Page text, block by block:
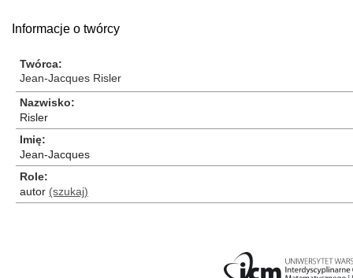
Informacje o twórcy
Twórca
Jean-Jacques Risler
Nazwisko
Risler
Imię
Jean-Jacques
Role
autor (szukaj)